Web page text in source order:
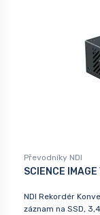
Převodníky NDI
SCIENCE IMAGE
NDI Rekordér
záznam na SSD,